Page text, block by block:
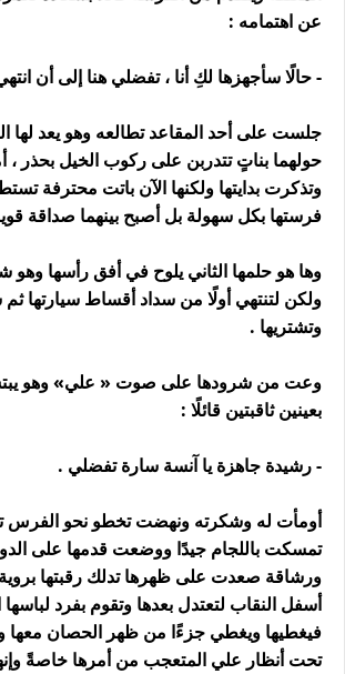
عن اهتمامه :
- حالًا سأجهزها لكِ أنا ، تفضلي هنا إلى أن
جلست على أحد المقاعد تطالعه وهو يعد لها
حولهما بناتٍ تتدربن على ركوب الخيل بحذر
وتذكرت بدايتها ولكنها الآن باتت محترفة
فرستها بكل سهولة بل أصبح بينهما صداقة
وها هو حلمها الثاني يلوح في أفق رأسها وهو
ولكن لتنتهي أولًا من سداد أقساط سيارتها ثم
وتشتريها .
وعت من شرودها على صوت « علي» وهو
بعينين ثاقبتين قائلًا :
- رشيدة جاهزة يا آنسة سارة تفضلي .
أومأت له وشكرته ونهضت تخطو نحو الفرس
تمسكت باللجام جيدًا ووضعت قدمها على
ورشاقة صعدت على ظهرها تدلك رقبتها بروية
أسفل النقاب لتعتدل بعدها وتقوم بفرد
فيغطيها ويغطي جزءًا من ظهر الحصان معها
تحت أنظار علي المتعجب من أمرها خاصةً